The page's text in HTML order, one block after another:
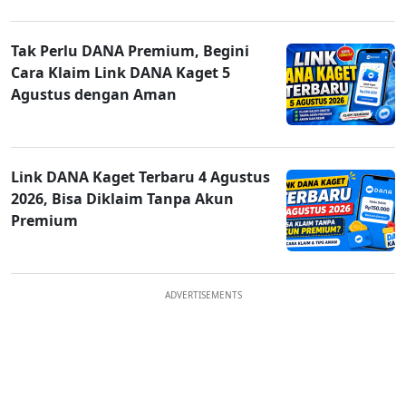
Tak Perlu DANA Premium, Begini
Cara Klaim Link DANA Kaget 5
Agustus dengan Aman
Link DANA Kaget Terbaru 4 Agustus
2026, Bisa Diklaim Tanpa Akun
Premium
ADVERTISEMENTS